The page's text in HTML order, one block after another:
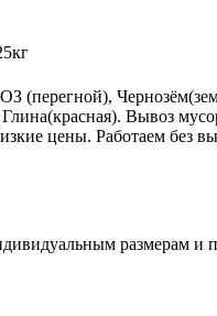
Глина(красная).
цены. Работаем без
размерам и